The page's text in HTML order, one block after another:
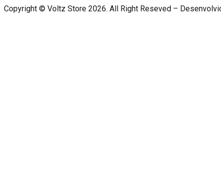
Copyright © Voltz Store 2026. All Right Reseved –